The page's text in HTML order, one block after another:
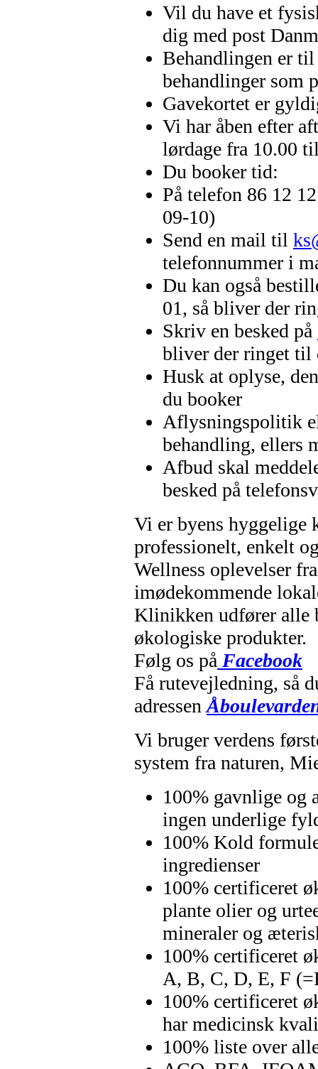
Vil du have et
dig med post
Behandlingen er
behandlinger som
Gavekortet er
Vi har åben efter
lørdage fra 10.00
Du booker tid:
På telefon 86 12
09-10)
Send en mail til
telefonnummer i
Du kan også
01, så bliver der
Skriv en besked på
bliver der ringet
Husk at oplyse,
du booker
Aflysningspolitik
behandling, ellers
Afbud skal
besked på
Vi er byens hyggelige
professionelt, enkelt
Wellness oplevelser
imødekommende
Klinikken udfører alle
økologiske produkter.
Følg os på Facebook
Få rutevejledning, så
adressen
Vi bruger verdens
system fra naturen,
100% gavnlige og
ingen underlige
100% Kold
ingredienser
100% certificeret
plante olier og
mineraler og
100% certificeret
A, B, C, D, E, F
100% certificeret
har medicinsk
100% liste over